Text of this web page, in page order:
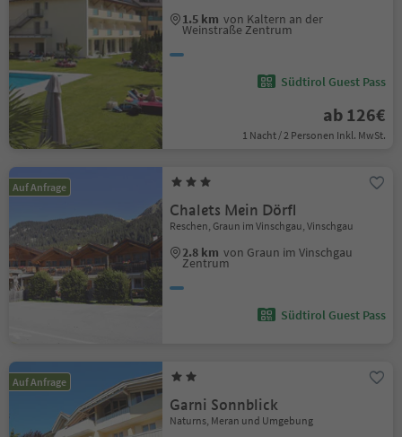
1.5 km von Kaltern an der
Weinstraße Zentrum
Südtirol Guest Pass
ab 126€
1 Nacht / 2 Personen Inkl. MwSt.
Auf Anfrage
Chalets Mein Dörfl
Reschen, Graun im Vinschgau, Vinschgau
2.8 km von Graun im Vinschgau
Zentrum
Südtirol Guest Pass
Auf Anfrage
Garni Sonnblick
Naturns, Meran und Umgebung